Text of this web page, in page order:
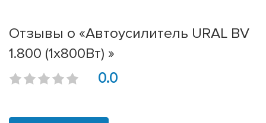
Отзывы о «Автоусилитель URAL BV
1.800 (1x800Вт) »
0.0